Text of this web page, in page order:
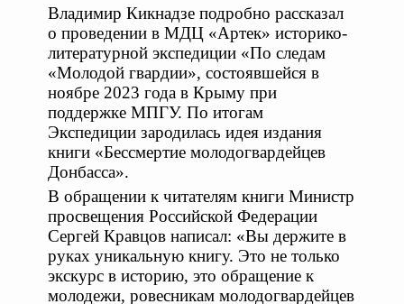
Владимир Кикнадзе подробно рассказал
о проведении в МДЦ «Артек» историко-
литературной экспедиции «По следам
«Молодой гвардии», состоявшейся в
ноябре 2023 года в Крыму при
поддержке МПГУ. По итогам
Экспедиции зародилась идея издания
книги «Бессмертие молодогвардейцев
Донбасса».
В обращении к читателям книги Министр
просвещения Российской Федерации
Сергей Кравцов написал: «Вы держите в
руках уникальную книгу. Это не только
экскурс в историю, это обращение к
молодежи, ровесникам молодогвардейцев